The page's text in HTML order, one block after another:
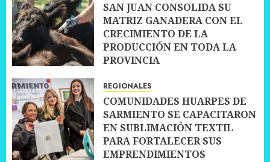
SAN JUAN CONSOLIDA SU
MATRIZ GANADERA CON EL
CRECIMIENTO DE LA
PRODUCCIÓN EN TODA LA
PROVINCIA
REGIONALES
COMUNIDADES HUARPES DE
SARMIENTO SE CAPACITARON
EN SUBLIMACIÓN TEXTIL
PARA FORTALECER SUS
EMPRENDIMIENTOS